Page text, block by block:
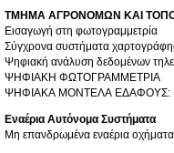
ΤΜΗΜΑ ΑΓΡΟΝΟΜΩΝ ΚΑΙ
Εισαγωγή στη φωτογραμμετρία
Σύγχρονα συστήματα
Ψηφιακή ανάλυση δεδομένων
ΨΗΦΙΑΚΗ ΦΩΤΟΓΡΑΜΜΕΤΡΙΑ
ΨΗΦΙΑΚΑ ΜΟΝΤΕΛΑ ΕΔΑΦΟΥΣ:
Εναέρια Αυτόνομα Συστήματα
Μη επανδρωμένα